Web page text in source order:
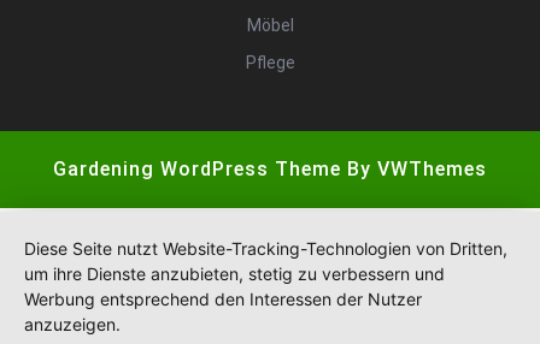
Möbel
Pflege
Gardening WordPress Theme By VWThemes
Diese Seite nutzt Website-Tracking-Technologien von Dritten,
um ihre Dienste anzubieten, stetig zu verbessern und
Werbung entsprechend den Interessen der Nutzer
anzuzeigen.